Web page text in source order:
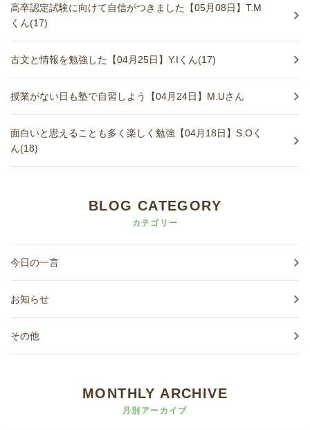
高卒認定試験に向けて自信がつきました【05月08日】T.M
くん(17)
古文と情報を勉強した【04月25日】Y.Iくん(17)
授業がない日も塾で自習しよう【04月24日】M.Uさん
面白いと思えることも多く楽しく勉強【04月18日】S.Oく
ん(18)
BLOG CATEGORY
カテゴリー
今日の一言
お知らせ
その他
MONTHLY ARCHIVE
月別アーカイブ